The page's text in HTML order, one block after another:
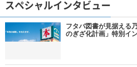
スペシャルインタビュー
フタバ図書が見据える
のぎざ化計画」特別イ